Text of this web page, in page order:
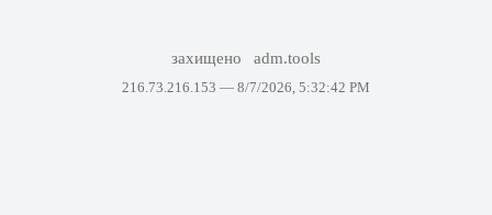
захищено adm.tools
216.73.216.153 — 8/7/2026, 5:32:42 PM